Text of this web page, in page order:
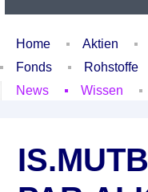
Home Aktien
Fonds
Rohstoffe
News
Wissen